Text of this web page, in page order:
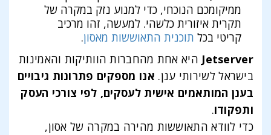
ממיקומכם הנוכחי, כדי למנוע נזק במקרה של
תקרית איזורית כלשהי. למעשה, זהו מרכיב
קריטי בכל תוכנית התאוששות מאסון.
Jetserver היא אחת מהחברות הוותיקות והאמינות
בישראל לשירותי ענן. אנו מספקים פתרונות גיבויים
בענן המותאמים אישית לעסקים, לפי צורכי העסק
ותפקודו.
כדי לוודא התאוששות מהירה במקרה של אסון,